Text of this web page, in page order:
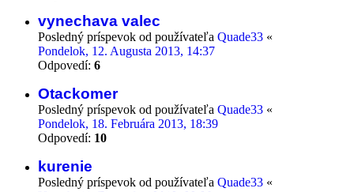
vynechava valec
Posledný príspevok od používateľa Quade33 «
Pondelok, 12. Augusta 2013, 14:37
Odpovedí: 6
Otackomer
Posledný príspevok od používateľa Quade33 «
Pondelok, 18. Februára 2013, 18:39
Odpovedí: 10
kurenie
Posledný príspevok od používateľa Quade33 «